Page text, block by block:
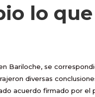
lo
Bariloche, se
diversas
acuerdo firmado por el